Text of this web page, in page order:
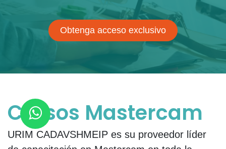
Obtenga acceso exclusivo
Cursos Mastercam
URIM CADAVSHMEIP es su proveedor líder